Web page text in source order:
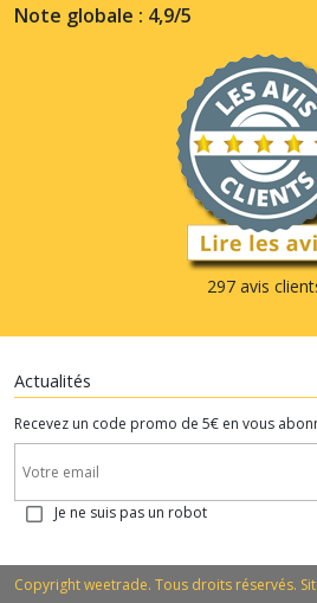
Note globale : 4,9/5
297 avis
Actualités
Recevez un code promo de 5€ en vous
Je ne suis pas un robot
Copyright weetrade. Tous droits réservés.